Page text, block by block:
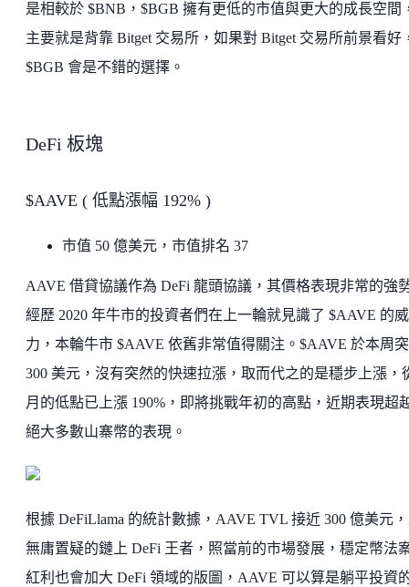
是相較於 $BNB，$BGB 擁有更低的市值與更大的成長空間
主要就是背靠 Bitget 交易所，如果對 Bitget 交易所前景看好
$BGB 會是不錯的選擇。
DeFi 板塊
$AAVE ( 低點漲幅 192% )
市值 50 億美元，市值排名 37
AAVE 借貸協議作為 DeFi 龍頭協議，其價格表現非常的強
經歷 2020 年牛市的投資者們在上一輪就見識了 $AAVE 的威
力，本輪牛市 $AAVE 依舊非常值得關注。$AAVE 於本周
300 美元，沒有突然的快速拉漲，取而代之的是穩步上漲，
月的低點已上漲 190%，即將挑戰年初的高點，近期表現超
絕大多數山寨幣的表現。
根據 DeFiLlama 的統計數據，AAVE TVL 接近 300 億美元
無庸置疑的鏈上 DeFi 王者，照當前的市場發展，穩定幣法
紅利也會加大 DeFi 領域的版圖，AAVE 可以算是躺平投資